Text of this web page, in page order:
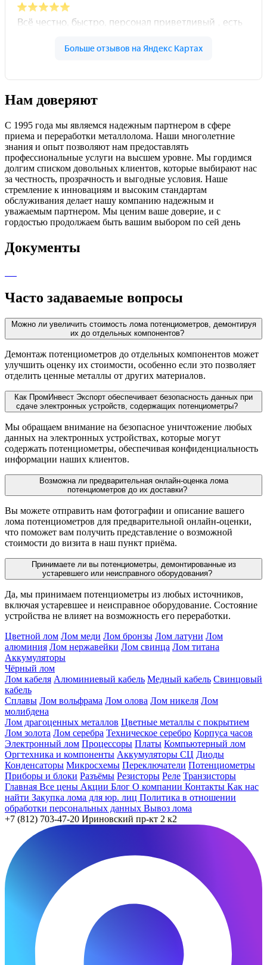
Нам доверяют
С 1995 года мы являемся надежным партнером в сфере
приема и переработки металлолома. Наши многолетние
знания и опыт позволяют нам предоставлять
профессиональные услуги на высшем уровне. Мы гордимся
долгим списком довольных клиентов, которые выбирают нас
за честность, прозрачность и выгодные условия. Наше
стремление к инновациям и высоким стандартам
обслуживания делает нашу компанию надежным и
уважаемым партнером. Мы ценим ваше доверие, и с
гордостью продолжаем быть вашим выбором по сей день
Документы
Часто задаваемые вопросы
Можно ли увеличить стоимость лома потенциометров, демонтируя
их до отдельных компонентов?
Демонтаж потенциометров до отдельных компонентов может
улучшить оценку их стоимости, особенно если это позволяет
отделить ценные металлы от других материалов.
Как ПромИнвест Экспорт обеспечивает безопасность данных при
сдаче электронных устройств, содержащих потенциометры?
Мы обращаем внимание на безопасное уничтожение любых
данных на электронных устройствах, которые могут
содержать потенциометры, обеспечивая конфиденциальность
информации наших клиентов.
Возможна ли предварительная онлайн-оценка лома
потенциометров до их доставки?
Вы можете отправить нам фотографии и описание вашего
лома потенциометров для предварительной онлайн-оценки,
что поможет вам получить представление о возможной
стоимости до визита в наш пункт приёма.
Принимаете ли вы потенциометры, демонтированные из
устаревшего или неисправного оборудования?
Да, мы принимаем потенциометры из любых источников,
включая устаревшее и неисправное оборудование. Состояние
устройства не влияет на возможность его переработки.
Цветной лом Лом меди Лом бронзы Лом латуни Лом
алюминия Лом нержавейки Лом свинца Лом титана
Аккумуляторы
Чёрный лом
Лом кабеля Алюминиевый кабель Медный кабель Свинцовый
кабель
Сплавы Лом вольфрама Лом олова Лом никеля Лом
молибдена
Лом драгоценных металлов Цветные металлы с покрытием
Лом золота Лом серебра Техническое серебро Корпуса часов
Электронный лом Процессоры Платы Компьютерный лом
Оргтехника и компоненты Аккумуляторы СЦ Диоды
Конденсаторы Микросхемы Переключатели Потенциометры
Приборы и блоки Разъёмы Резисторы Реле Транзисторы
Главная Все цены Акции Блог О компании Контакты Как нас
найти Закупка лома для юр. лиц Политика в отношении
обработки персональных данных Вывоз лома
+7 (812) 703-47-20 Ириновский пр-кт 2 к2